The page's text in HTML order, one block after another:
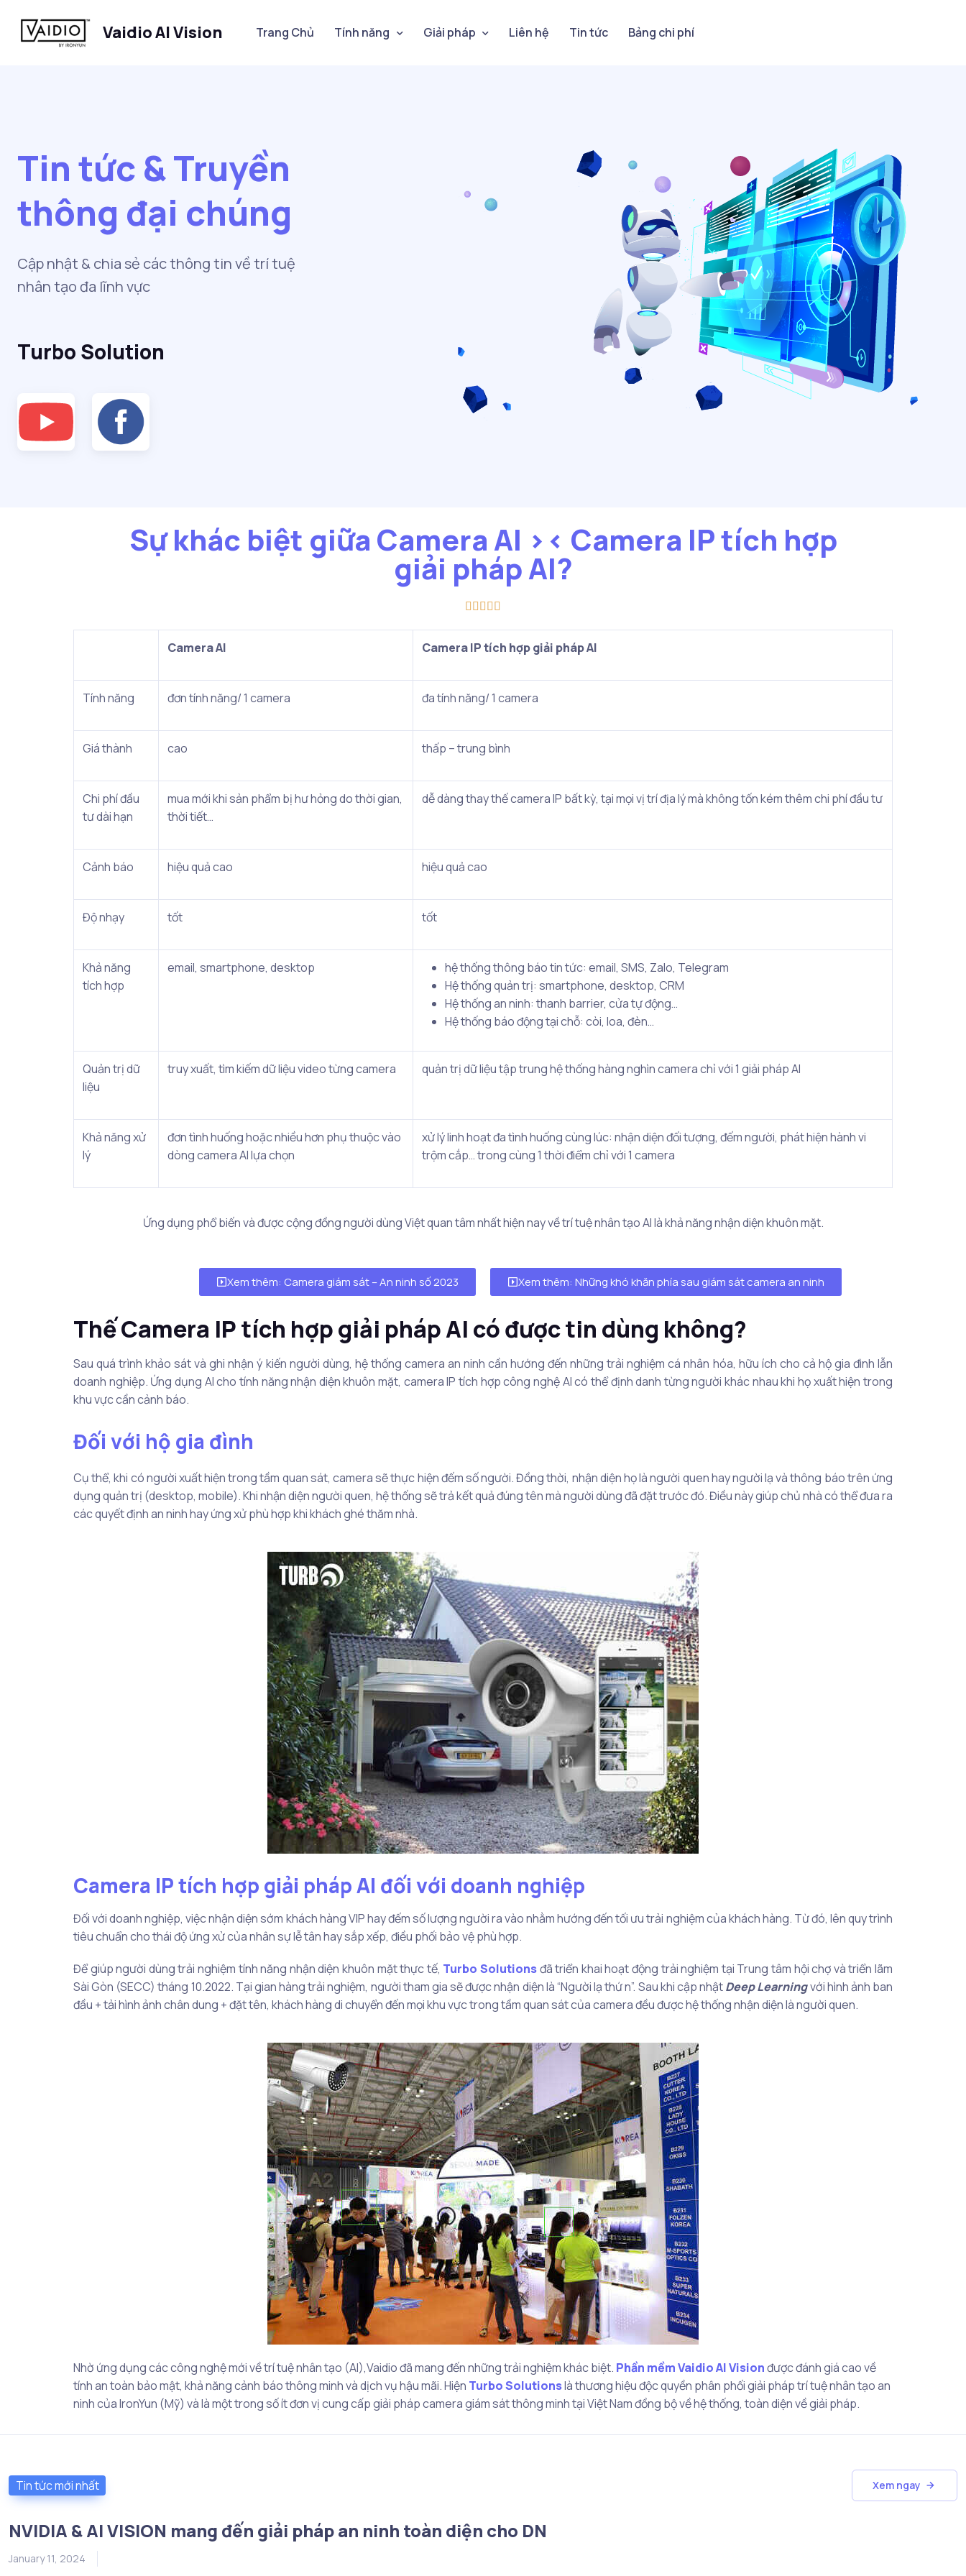
Vaidio AI Vision Trang Chủ Tính năng Giải pháp Liên hệ Tin tức Bảng chi phí
Tin tức & Truyền
thông đại chúng
Cập nhật & chia sẻ các thông tin về trí tuệ
nhân tạo đa lĩnh vực
Turbo Solution
Sự khác biệt giữa Camera AI >< Camera IP tích hợp
giải pháp AI?
    
Camera AI Camera IP tích hợp giải pháp AI
Tính năng đơn tính năng/ 1 camera đa tính năng/ 1 camera
Giá thành cao thấp – trung bình
Chi phí đầu
tư dài hạn
mua mới khi sản phẩm bị hư hỏng do thời gian,
thời tiết…
dễ dàng thay thế camera IP bất kỳ, tại mọi vị trí địa lý mà không tốn kém thêm chi phí đầu tư
Cảnh báo hiệu quả cao hiệu quả cao
Độ nhạy tốt tốt
Khả năng
tích hợp
email, smartphone, desktop
hệ thống thông báo tin tức: email, SMS, Zalo, Telegram
Hệ thống quản trị: smartphone, desktop, CRM
Hệ thống an ninh: thanh barrier, cửa tự động…
Hệ thống báo động tại chỗ: còi, loa, đèn…
Quản trị dữ
liệu
truy xuất, tìm kiếm dữ liệu video từng camera quản trị dữ liệu tập trung hệ thống hàng nghìn camera chỉ với 1 giải pháp AI
Khả năng xử
lý
đơn tình huống hoặc nhiều hơn phụ thuộc vào
dòng camera AI lựa chọn
xử lý linh hoạt đa tình huống cùng lúc: nhận diện đối tượng, đếm người, phát hiện hành vi
trộm cắp… trong cùng 1 thời điểm chỉ với 1 camera
Ứng dụng phổ biến và được cộng đồng người dùng Việt quan tâm nhất hiện nay về trí tuệ nhân tạo AI là khả năng nhận diện khuôn mặt.
Xem thêm: Camera giám sát – An ninh số 2023 Xem thêm: Những khó khăn phía sau giám sát camera an ninh
Thế Camera IP tích hợp giải pháp AI có được tin dùng không?
Sau quá trình khảo sát và ghi nhận ý kiến người dùng, hệ thống camera an ninh cần hướng đến những trải nghiệm cá nhân hóa, hữu ích cho cả hộ gia đình lẫn
doanh nghiệp. Ứng dụng AI cho tính năng nhận diện khuôn mặt, camera IP tích hợp công nghệ AI có thể định danh từng người khác nhau khi họ xuất hiện trong
khu vực cần cảnh báo.
Đối với hộ gia đình
Cụ thể, khi có người xuất hiện trong tầm quan sát, camera sẽ thực hiện đếm số người. Đồng thời, nhận diện họ là người quen hay người lạ và thông báo trên ứng
dụng quản trị (desktop, mobile). Khi nhận diện người quen, hệ thống sẽ trả kết quả đúng tên mà người dùng đã đặt trước đó. Điều này giúp chủ nhà có thể đưa ra
các quyết định an ninh hay ứng xử phù hợp khi khách ghé thăm nhà.
Camera IP tích hợp giải pháp AI đối với doanh nghiệp
Đối với doanh nghiệp, việc nhận diện sớm khách hàng VIP hay đếm số lượng người ra vào nhằm hướng đến tối ưu trải nghiệm của khách hàng. Từ đó, lên quy trình
tiêu chuẩn cho thái độ ứng xử của nhân sự lễ tân hay sắp xếp, điều phối bảo vệ phù hợp.
Để giúp người dùng trải nghiệm tính năng nhận diện khuôn mặt thực tế, Turbo Solutionsđã triển khai hoạt động trải nghiệm tại Trung tâm hội chợ và triển lãm
Sài Gòn (SECC) tháng 10.2022. Tại gian hàng trải nghiệm, người tham gia sẽ được nhận diện là “Người lạ thứ n”. Sau khi cập nhậtDeep Learningvới hình ảnh ban
đầu + tải hình ảnh chân dung + đặt tên, khách hàng di chuyển đến mọi khu vực trong tầm quan sát của camera đều được hệ thống nhận diện là người quen.
Nhờ ứng dụng các công nghệ mới về trí tuệ nhân tạo (AI),Vaidio đã mang đến những trải nghiệm khác biệt. Phần mềm Vaidio AI Visionđược đánh giá cao về
tính an toàn bảo mật, khả năng cảnh báo thông minh và dịch vụ hậu mãi. Hiện Turbo Solutionslà thương hiệu độc quyền phân phối giải pháp trí tuệ nhân tạo an
ninh của IronYun (Mỹ) và là một trong số ít đơn vị cung cấp giải pháp camera giám sát thông minh tại Việt Nam đồng bộ về hệ thống, toàn diện về giải pháp.
Tin tức mới nhất Xem ngay
NVIDIA & AI VISION mang đến giải pháp an ninh toàn diện cho DN
January 11, 2024